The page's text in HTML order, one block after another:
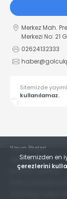
Merkez Mah.
Merkezi No: 21
02624132333
Sitemizde
kullanılamaz.
Yayın İlkeleri
Veri Politikası
Kullanım Şartları
KVKK Aydınlatma
KVKK Bilgi Talep
Sitemizden en
çerezlerini